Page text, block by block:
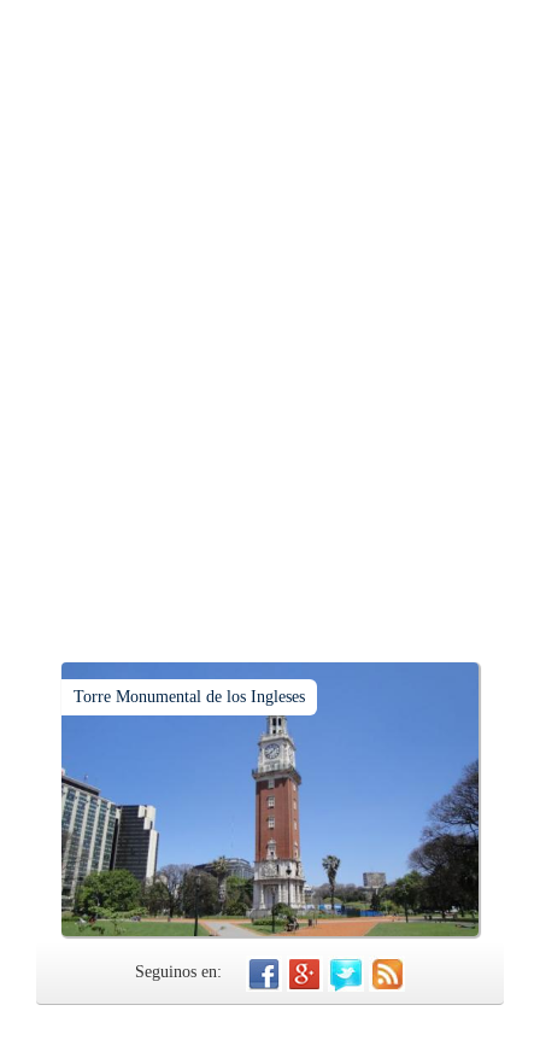
Torre Monumental de los Ingleses
Seguinos en: